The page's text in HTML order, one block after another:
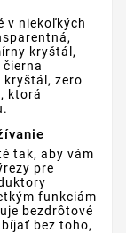
v niekoľkých
kryštál,
kryštál, zero
ktorá
tak, aby vám
pre
funkciám
bezdrôtové
bez toho,